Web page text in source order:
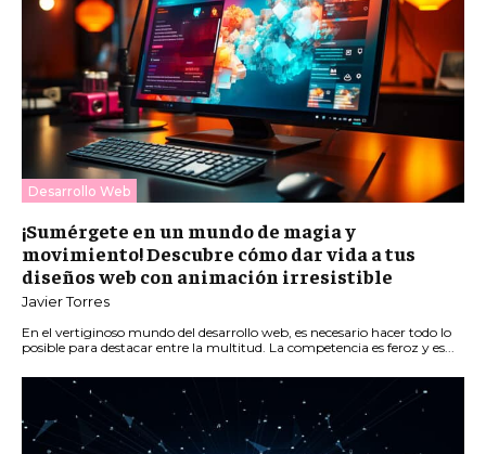
Desarrollo Web
¡Sumérgete en un mundo de magia y
movimiento! Descubre cómo dar vida a tus
diseños web con animación irresistible
Javier Torres
En el vertiginoso mundo del desarrollo web, es necesario hacer todo lo
posible para destacar entre la multitud. La competencia es feroz y es...